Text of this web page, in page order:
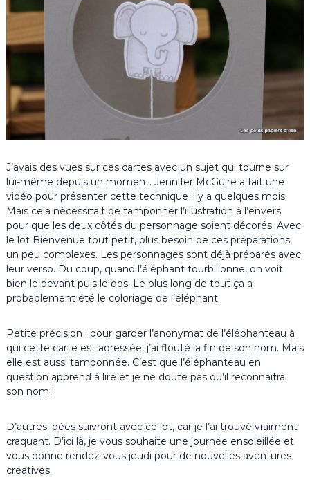
J’avais des vues sur ces cartes avec un sujet qui tourne sur
lui-même depuis un moment. Jennifer McGuire a fait une
vidéo pour présenter cette technique il y a quelques mois.
Mais cela nécessitait de tamponner l’illustration à l’envers
pour que les deux côtés du personnage soient décorés. Avec
le lot Bienvenue tout petit, plus besoin de ces préparations
un peu complexes. Les personnages sont déjà préparés avec
leur verso. Du coup, quand l’éléphant tourbillonne, on voit
bien le devant puis le dos. Le plus long de tout ça a
probablement été le coloriage de l’éléphant.
Petite précision : pour garder l’anonymat de l’éléphanteau à
qui cette carte est adressée, j’ai flouté la fin de son nom. Mais
elle est aussi tamponnée. C’est que l’éléphanteau en
question apprend à lire et je ne doute pas qu’il reconnaitra
son nom !
D’autres idées suivront avec ce lot, car je l’ai trouvé vraiment
craquant. D’ici là, je vous souhaite une journée ensoleillée et
vous donne rendez-vous jeudi pour de nouvelles aventures
créatives.